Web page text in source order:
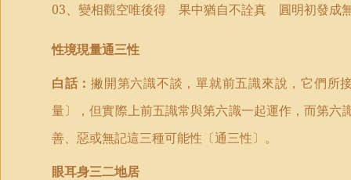
03、變相觀空唯後得 果中猶自不詮真 圓明初發成
性境現量通三性
白話：撇開第六識不談，單就前五識來說，它們所
量〕，但實際上前五識常與第六識一起運作，而第
善、惡或無記這三種可能性〔通三性〕。
眼耳身三二地居